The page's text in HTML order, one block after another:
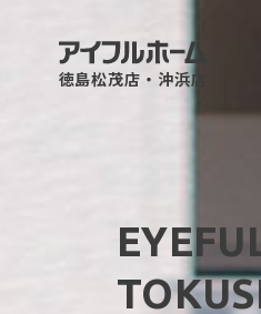
徳島松茂店・沖浜店